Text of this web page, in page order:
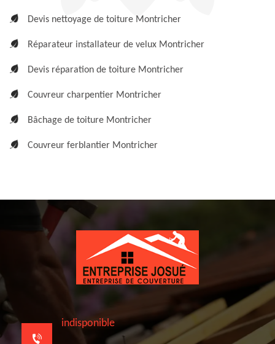
Devis nettoyage de toiture Montricher
Réparateur installateur de velux Montricher
Devis réparation de toiture Montricher
Couvreur charpentier Montricher
Bâchage de toiture Montricher
Couvreur ferblantier Montricher
indisponible